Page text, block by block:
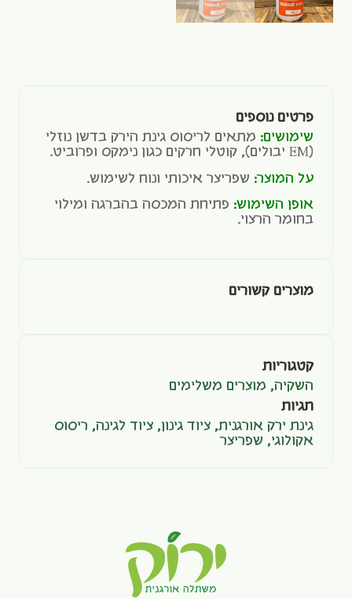
פרטים נוספים
שימושים: מתאים לריסוס גינת הירק בדשן נוזלי
(EM יבולים), קוטלי חרקים כגון נימקס ופרוביט.
על המוצר: שפריצר איכותי ונוח לשימוש.
אופן השימוש: פתיחת המכסה בהברגה ומילוי
בחומר הרצוי.
מוצרים קשורים
קטגוריות
השקיה, מוצרים משלימים
תגיות
גינת ירק אורגנית, ציוד גינון, ציוד לגינה, ריסוס
אקולוגי, שפריצר